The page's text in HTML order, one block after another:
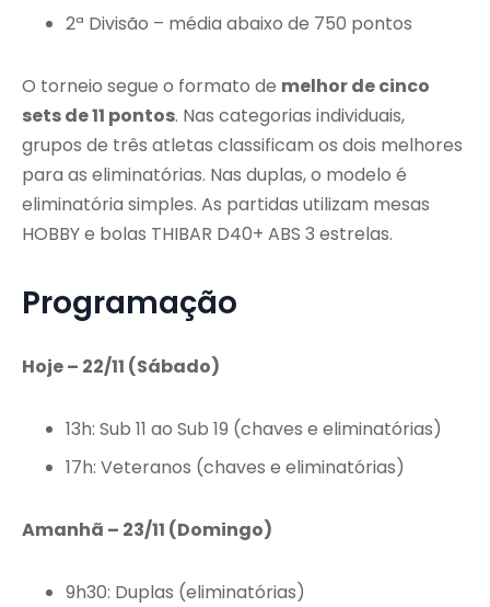
2ª Divisão – média abaixo de 750 pontos
O torneio segue o formato de melhor de cinco
sets de 11 pontos. Nas categorias individuais,
grupos de três atletas classificam os dois melhores
para as eliminatórias. Nas duplas, o modelo é
eliminatória simples. As partidas utilizam mesas
HOBBY e bolas THIBAR D40+ ABS 3 estrelas.
Programação
Hoje – 22/11 (Sábado)
13h: Sub 11 ao Sub 19 (chaves e eliminatórias)
17h: Veteranos (chaves e eliminatórias)
Amanhã – 23/11 (Domingo)
9h30: Duplas (eliminatórias)